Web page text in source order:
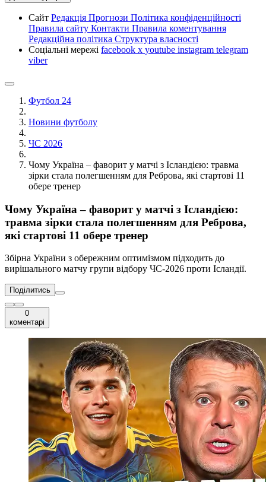
Сайт Редакція Прогнози Політика конфіденційності
Правила сайту Контакти Правила коментування
Редакційна політика Структура власності
Соціальні мережі facebook x youtube instagram telegram
viber
Футбол 24
Новини футболу
ЧС 2026
Чому Україна – фаворит у матчі з Ісландією: травма
зірки стала полегшенням для Реброва, які стартові 11
обере тренер
Чому Україна – фаворит у матчі з Ісландією:
травма зірки стала полегшенням для Реброва,
які стартові 11 обере тренер
Збірна України з обережним оптимізмом підходить до
вирішального матчу групи відбору ЧС-2026 проти Ісландії.
Поділитись
0
коментарі